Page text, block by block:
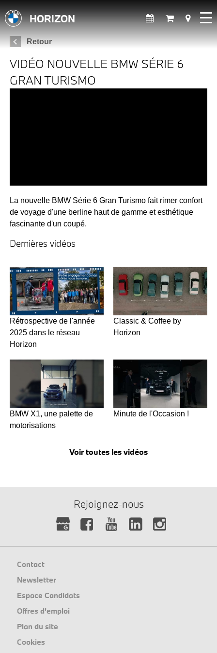
HORIZON
Retour
VIDÉO NOUVELLE BMW SÉRIE 6
GRAN TURISMO
La nouvelle BMW Série 6 Gran Turismo fait rimer confort
de voyage d'une berline haut de gamme et esthétique
fascinante d'un coupé.
Dernières vidéos
Rétrospective de l'année
2025 dans le réseau
Horizon
Classic & Coffee by
Horizon
BMW X1, une palette de
motorisations
Minute de l'Occasion !
Voir toutes les vidéos
Rejoignez-nous
Contact
Newsletter
Espace Candidats
Offres d'emploi
Plan du site
Cookies